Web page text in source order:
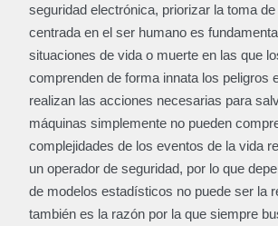
seguridad electrónica, priorizar la toma
centrada en el ser humano es
situaciones de vida o muerte en las que
comprenden de forma innata los peligros
realizan las acciones necesarias para
máquinas simplemente no pueden
complejidades de los eventos de la vida
un operador de seguridad, por lo que
de modelos estadísticos no puede ser la
también es la razón por la que siempre